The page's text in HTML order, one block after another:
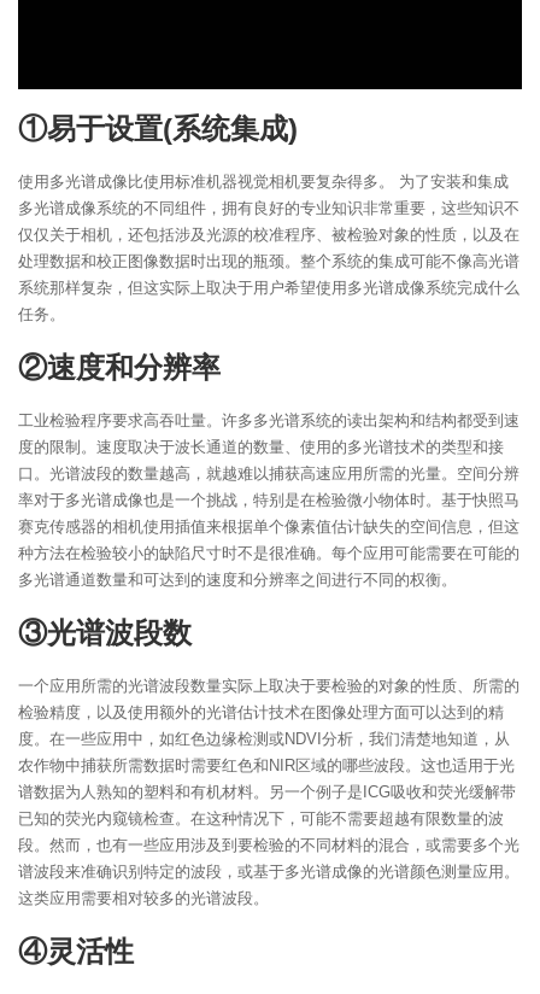
①易于设置(系统集成)
使用多光谱成像比使用标准机器视觉相机要复杂得多。 为了安装和集成
多光谱成像系统的不同组件，拥有良好的专业知识非常重要，这些知识不
仅仅关于相机，还包括涉及光源的校准程序、被检验对象的性质，以及在
处理数据和校正图像数据时出现的瓶颈。整个系统的集成可能不像高光谱
系统那样复杂，但这实际上取决于用户希望使用多光谱成像系统完成什么
任务。
②速度和分辨率
工业检验程序要求高吞吐量。许多多光谱系统的读出架构和结构都受到速
度的限制。速度取决于波长通道的数量、使用的多光谱技术的类型和接
口。光谱波段的数量越高，就越难以捕获高速应用所需的光量。空间分辨
率对于多光谱成像也是一个挑战，特别是在检验微小物体时。基于快照马
赛克传感器的相机使用插值来根据单个像素值估计缺失的空间信息，但这
种方法在检验较小的缺陷尺寸时不是很准确。每个应用可能需要在可能的
多光谱通道数量和可达到的速度和分辨率之间进行不同的权衡。
③光谱波段数
一个应用所需的光谱波段数量实际上取决于要检验的对象的性质、所需的
检验精度，以及使用额外的光谱估计技术在图像处理方面可以达到的精
度。在一些应用中，如红色边缘检测或NDVI分析，我们清楚地知道，从
农作物中捕获所需数据时需要红色和NIR区域的哪些波段。这也适用于光
谱数据为人熟知的塑料和有机材料。另一个例子是ICG吸收和荧光缓解带
已知的荧光内窥镜检查。在这种情况下，可能不需要超越有限数量的波
段。然而，也有一些应用涉及到要检验的不同材料的混合，或需要多个光
谱波段来准确识别特定的波段，或基于多光谱成像的光谱颜色测量应用。
这类应用需要相对较多的光谱波段。
④灵活性